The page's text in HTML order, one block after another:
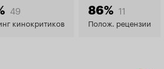
7.1
49
кинокритиков
86% 11
Полож. рецензии